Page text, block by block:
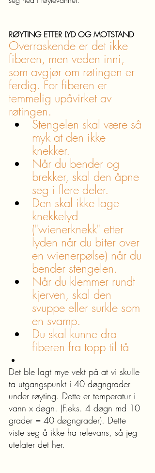
RØYTING ETTER LYD OG MOTSTAND
Overraskende er det ikke
fiberen, men veden inni,
som avgjør om røtingen er
ferdig. For fiberen er
temmelig upåvirket av
røtingen.
Stengelen skal være så
myk at den ikke
knekker.
Når du bender og
brekker, skal den åpne
seg i flere deler.
Den skal ikke lage
knekkelyd
("wienerknekk" etter
lyden når du biter over
en wienerpølse) når du
bender stengelen.
Når du klemmer rundt
kjerven, skal den
svuppe eller surkle som
en svamp.
Du skal kunne dra
fiberen fra topp til tå
Det ble lagt mye vekt på at vi skulle
ta utgangspunkt i 40 døgngrader
under røyting. Dette er temperatur i
vann x døgn. (F.eks. 4 døgn md 10
grader = 40 døgngrader). Dette
viste seg å ikke ha relevans, så jeg
utelater det her.